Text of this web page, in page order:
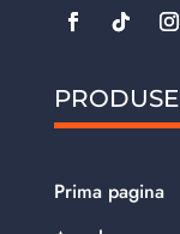
PRODUSE
Prima pagina